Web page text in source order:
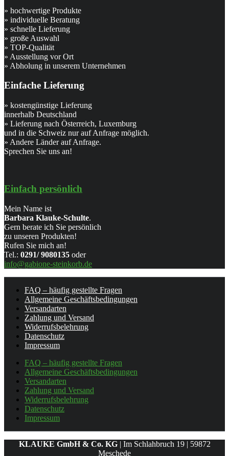
» hochwertige Produkte
» individuelle Beratung
» schnelle Lieferung
» große Auswahl
» TOP-Qualität
» Ausstellung vor Ort
» Abholung in unserem Unternehmen
Einfache Lieferung
» kostengünstige Lieferung
innerhalb Deutschland
» Lieferung nach Österreich, Luxemburg
und in die Schweiz nur auf Anfrage möglich.
» Andere Länder auf Anfrage.
Sprechen Sie uns an!
Einfach persönlich
Mein Name ist
Barbara Klauke-Schulte.
Gern berate ich Sie persönlich
zu unseren Produkten!
Rufen Sie mich an!
Tel.: 0291/ 9080135 oder
info@gabione-steinkorb.de
FAQ – häufig gestellte Fragen
Allgemeine Geschäftsbedingungen
Versandarten
Zahlung und Versand
Widerrufsbelehrung
Datenschutz
Impressum
FAQ – häufig gestellte Fragen
Allgemeine Geschäftsbedingungen
Versandarten
Zahlung und Versand
Widerrufsbelehrung
Datenschutz
Impressum
KLAUKE GmbH & Co. KG| Im Schlahbruch 19 | 59872
Meschede